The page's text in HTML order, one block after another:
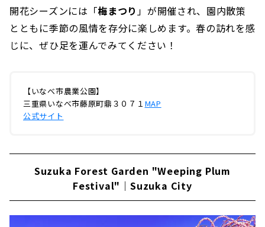
nature｜Kakamigahara City
"Anpachi Plum Festival'' with one of the best
varieties in Japan | Anpachi Town
開花シーズンには「梅まつり 」が開催され、園内散策
とともに季節の風情を存分に楽しめます。春の訪れを感
じに、ぜひ足を運んでみてください！
【いなべ市農業公園】
三重県いなべ市藤原町鼎３０７１ MAP
公式サイト
Suzuka Forest Garden "Weeping Plum
Festival"｜Suzuka City